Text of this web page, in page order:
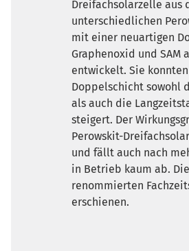
Dreifachsolarzelle aus
unterschiedlichen
mit einer neuartigen
Graphenoxid und SAM
entwickelt. Sie
Doppelschicht sowohl
als auch die
steigert. Der
Perowskit-
und fällt auch nach
in Betrieb kaum ab.
renommierten
erschienen.